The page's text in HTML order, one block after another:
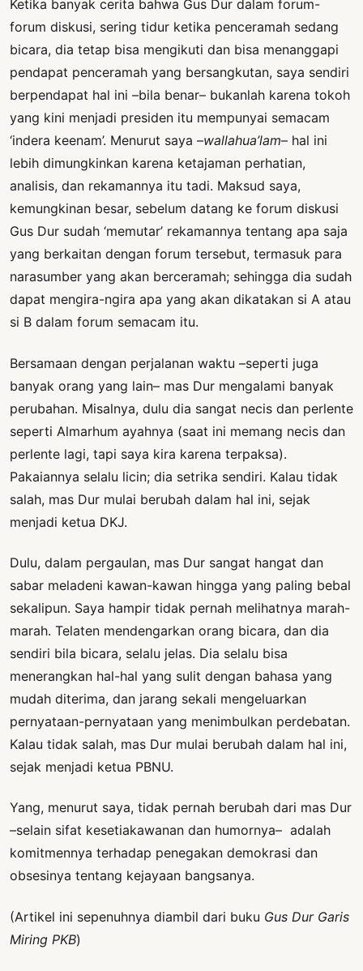
Ketika banyak cerita bahwa Gus Dur dalam forum-
forum diskusi, sering tidur ketika penceramah sedang
bicara, dia tetap bisa mengikuti dan bisa menanggapi
pendapat penceramah yang bersangkutan, saya sendiri
berpendapat hal ini –bila benar– bukanlah karena tokoh
yang kini menjadi presiden itu mempunyai semacam
‘indera keenam’. Menurut saya –wallahua’lam– hal ini
lebih dimungkinkan karena ketajaman perhatian,
analisis, dan rekamannya itu tadi. Maksud saya,
kemungkinan besar, sebelum datang ke forum diskusi
Gus Dur sudah ‘memutar’ rekamannya tentang apa saja
yang berkaitan dengan forum tersebut, termasuk para
narasumber yang akan berceramah; sehingga dia sudah
dapat mengira-ngira apa yang akan dikatakan si A atau
si B dalam forum semacam itu.
Bersamaan dengan perjalanan waktu –seperti juga
banyak orang yang lain– mas Dur mengalami banyak
perubahan. Misalnya, dulu dia sangat necis dan perlente
seperti Almarhum ayahnya (saat ini memang necis dan
perlente lagi, tapi saya kira karena terpaksa).
Pakaiannya selalu licin; dia setrika sendiri. Kalau tidak
salah, mas Dur mulai berubah dalam hal ini, sejak
menjadi ketua DKJ.
Dulu, dalam pergaulan, mas Dur sangat hangat dan
sabar meladeni kawan-kawan hingga yang paling bebal
sekalipun. Saya hampir tidak pernah melihatnya marah-
marah. Telaten mendengarkan orang bicara, dan dia
sendiri bila bicara, selalu jelas. Dia selalu bisa
menerangkan hal-hal yang sulit dengan bahasa yang
mudah diterima, dan jarang sekali mengeluarkan
pernyataan-pernyataan yang menimbulkan perdebatan.
Kalau tidak salah, mas Dur mulai berubah dalam hal ini,
sejak menjadi ketua PBNU.
Yang, menurut saya, tidak pernah berubah dari mas Dur
–selain sifat kesetiakawanan dan humornya– adalah
komitmennya terhadap penegakan demokrasi dan
obsesinya tentang kejayaan bangsanya.
(Artikel ini sepenuhnya diambil dari buku Gus Dur Garis
Miring PKB)